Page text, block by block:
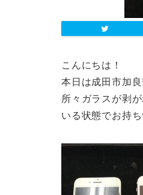
こんにちは！
本日は成田市加
所々ガラスが剥
いる状態でお持